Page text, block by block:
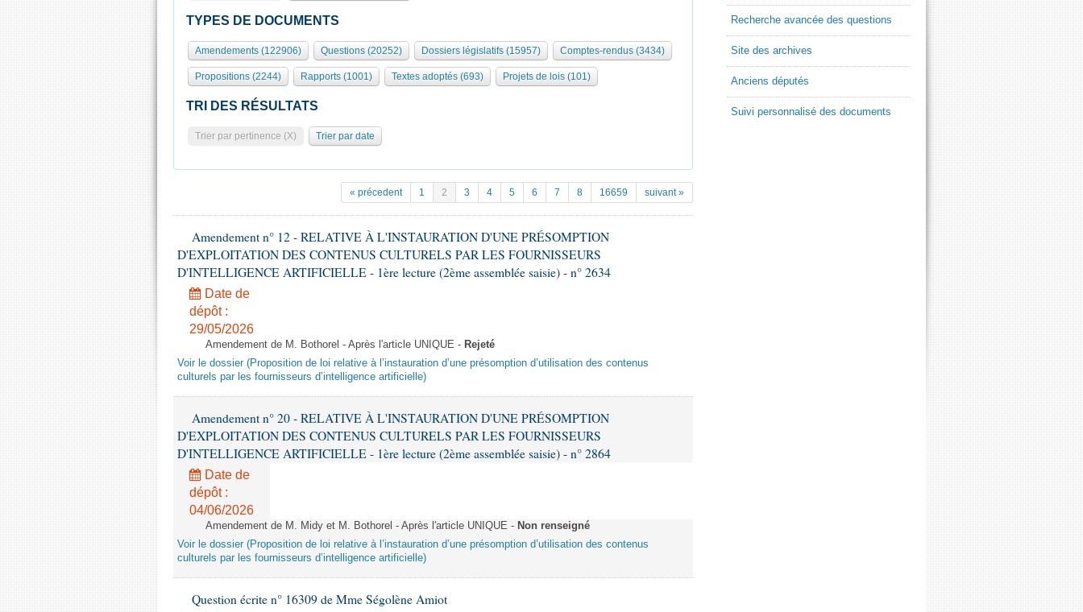
TYPES DE DOCUMENTS
Amendements (122906) Questions (20252) Dossiers législatifs (15957) Comptes-rendus (3434)
Propositions (2244) Rapports (1001) Textes adoptés (693) Projets de lois (101)
TRI DES RÉSULTATS
Trier par pertinence (X) Trier par date
« précedent 1 2 3 4 5 6 7 8 16659 suivant »
Amendement n° 12 - RELATIVE À L'INSTAURATION D'UNE PRÉSOMPTION
D'EXPLOITATION DES CONTENUS CULTURELS PAR LES FOURNISSEURS
D'INTELLIGENCE ARTIFICIELLE - 1ère lecture (2ème assemblée saisie) - n° 2634
Date de
dépôt :
29/05/2026
Amendement de M. Bothorel - Après l'article UNIQUE - Rejeté
Voir le dossier (Proposition de loi relative à l’instauration d’une présomption d’utilisation des contenus
culturels par les fournisseurs d’intelligence artificielle)
Amendement n° 20 - RELATIVE À L'INSTAURATION D'UNE PRÉSOMPTION
D'EXPLOITATION DES CONTENUS CULTURELS PAR LES FOURNISSEURS
D'INTELLIGENCE ARTIFICIELLE - 1ère lecture (2ème assemblée saisie) - n° 2864
Date de
dépôt :
04/06/2026
Amendement de M. Midy et M. Bothorel - Après l'article UNIQUE - Non renseigné
Voir le dossier (Proposition de loi relative à l’instauration d’une présomption d’utilisation des contenus
culturels par les fournisseurs d’intelligence artificielle)
Question écrite n° 16309 de Mme Ségolène Amiot
Recherche avancée des questions
Site des archives
Anciens députés
Suivi personnalisé des documents